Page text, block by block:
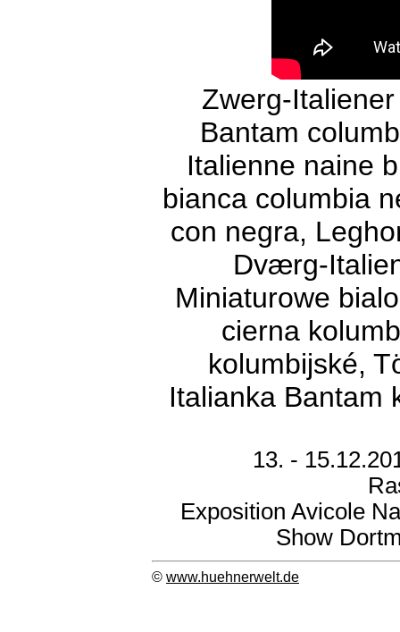
Zwerg-
Bantam
Italienne naine
bianca columbia
con negra,
Dværg-
Miniaturowe
cierna
kolumbijské,
Italianka Bantam
13. -
Exposition Avicole
Show
© www.huehnerwelt.de